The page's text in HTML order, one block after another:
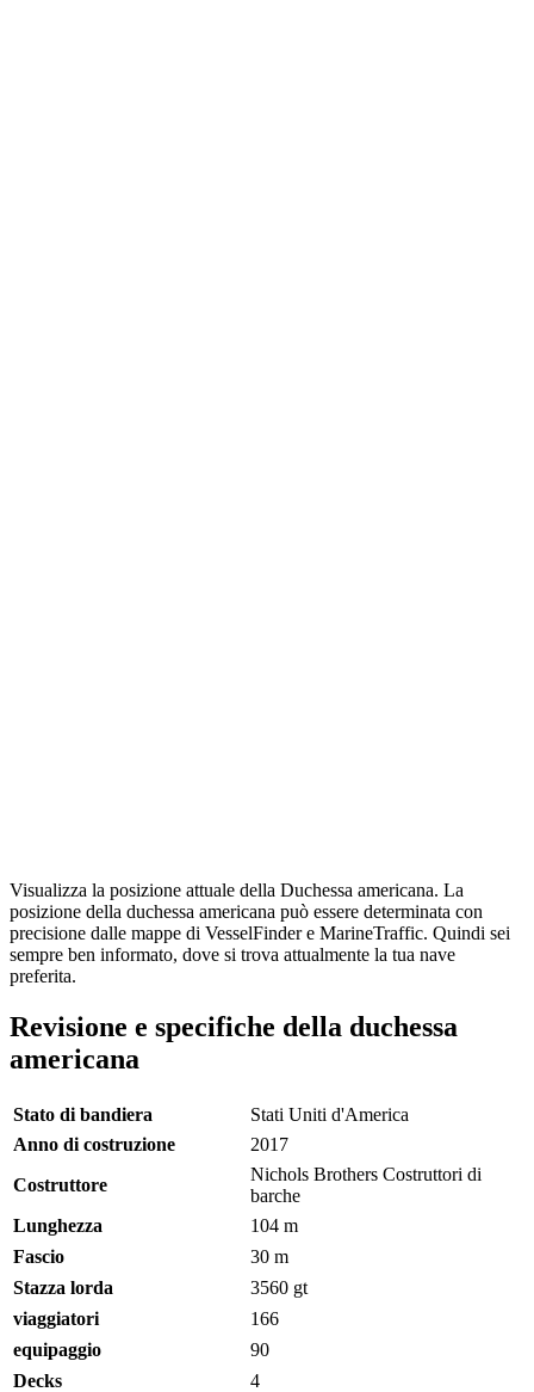
Visualizza la posizione attuale della Duchessa americana. La
posizione della duchessa americana può essere determinata con
precisione dalle mappe di VesselFinder e MarineTraffic. Quindi sei
sempre ben informato, dove si trova attualmente la tua nave
preferita.
Revisione e specifiche della duchessa
americana
Stato di bandiera
Stati Uniti d'America
Anno di costruzione
2017
Costruttore
Nichols Brothers Costruttori di
barche
Lunghezza
104 m
Fascio
30 m
Stazza lorda
3560 gt
viaggiatori
166
equipaggio
90
Decks
4